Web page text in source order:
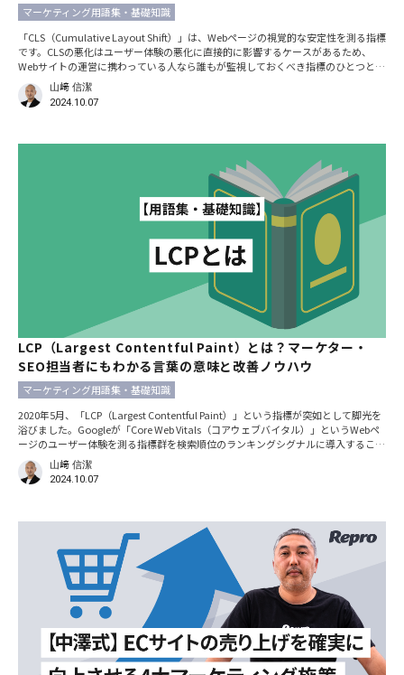
マーケティング用語集・基礎知識
「CLS（Cumulative Layout Shift）」は、Webページの視覚的な安定性を測る指標
です。CLSの悪化はユーザー体験の悪化に直接的に影響するケースがあるため、
Webサイトの運営に携わっている人なら誰もが監視しておくべき指標のひとつとい
えます。 また、CLSは「Core Web
山﨑 信潔
2024.10.07
LCP（Largest Contentful Paint）とは？マーケター・
SEO担当者にもわかる言葉の意味と改善ノウハウ
マーケティング用語集・基礎知識
2020年5月、「LCP（Largest Contentful Paint）」という指標が突如として脚光を
浴びました。Googleが「Core Web Vitals（コアウェブバイタル）」というWebペ
ージのユーザー体験を測る指標群を検索順位のランキングシグナルに導入すること
を発表し、Core Web VitalsにはLCPが含まれているからです。
山﨑 信潔
2024.10.07